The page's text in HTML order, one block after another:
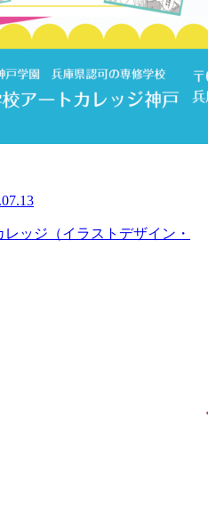
レッジ（イラストデザイン・